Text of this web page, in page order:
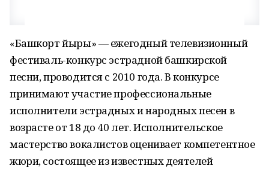
«Башкорт йыры» — ежегодный телевизионный
фестиваль-конкурс эстрадной башкирской
песни, проводится с 2010 года. В конкурсе
принимают участие профессиональные
исполнители эстрадных и народных песен в
возрасте от 18 до 40 лет. Исполнительское
мастерство вокалистов оценивает компетентное
жюри, состоящее из известных деятелей